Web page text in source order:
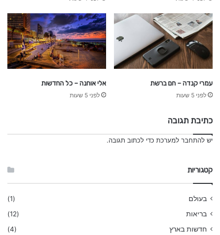
עמרי קנדה – חם ברשת
לפני 5 שעות
אלי אוחנה – כל החדשות
לפני 5 שעות
כתיבת תגובה
יש להתחבר למערכת כדי לכתוב תגובה.
קטגוריות
בעולם
(1)
בריאות
(12)
חדשות בארץ
(4)